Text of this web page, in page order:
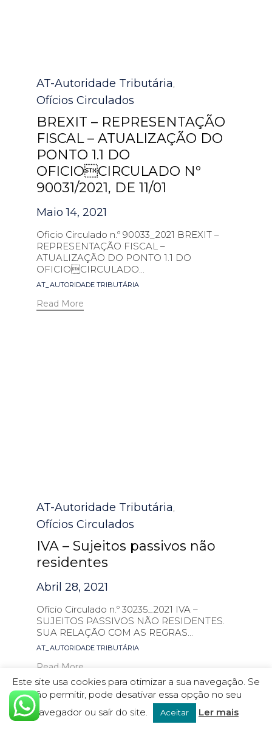
Category
AT-Autoridade Tributária,
Ofícios Circulados
BREXIT – REPRESENTAÇÃO
FISCAL – ATUALIZAÇÃO DO
PONTO 1.1 DO
OFICIOCIRCULADO Nº
90031/2021, DE 11/01
Maio 14, 2021
Oficio Circulado n.º 90033_2021 BREXIT –
REPRESENTAÇÃO FISCAL –
ATUALIZAÇÃO DO PONTO 1.1 DO
OFICIOCIRCULADO...
Tags
AT_AUTORIDADE TRIBUTÁRIA
Read More
Category
AT-Autoridade Tributária,
Ofícios Circulados
IVA – Sujeitos passivos não
residentes
Abril 28, 2021
Ofício Circulado n.º 30235_2021 IVA –
SUJEITOS PASSIVOS NÃO RESIDENTES.
SUA RELAÇÃO COM AS REGRAS...
Tags
AT_AUTORIDADE TRIBUTÁRIA
Read More
Este site usa cookies para otimizar a sua navegação. Se
não permitir, pode desativar essa opção no seu
navegador ou saír do site.
Aceitar Ler mais